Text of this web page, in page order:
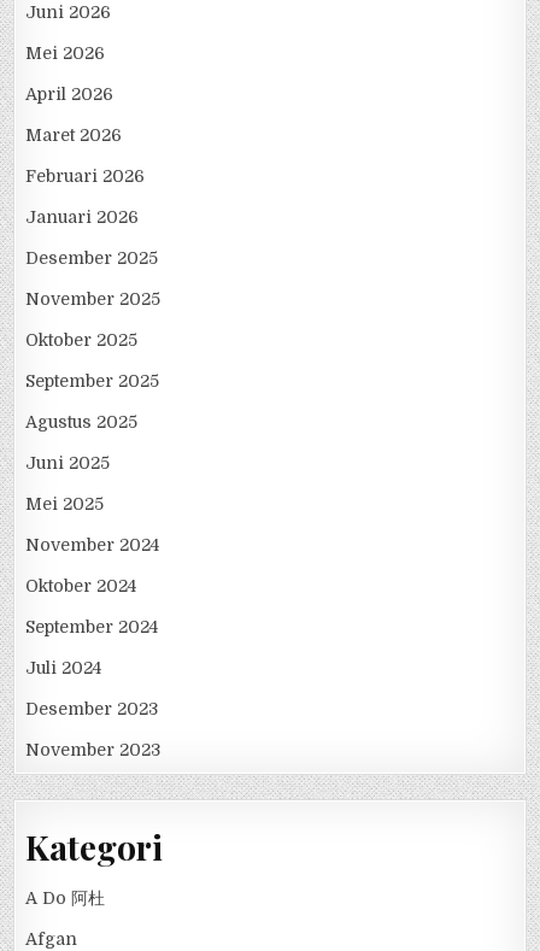
Juni 2026
Mei 2026
April 2026
Maret 2026
Februari 2026
Januari 2026
Desember 2025
November 2025
Oktober 2025
September 2025
Agustus 2025
Juni 2025
Mei 2025
November 2024
Oktober 2024
September 2024
Juli 2024
Desember 2023
November 2023
Kategori
A Do 阿杜
Afgan